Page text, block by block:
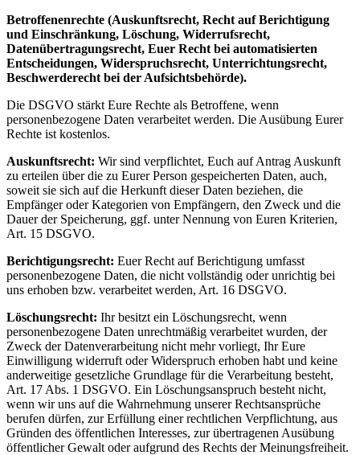
Betroffenenrechte (Auskunftsrecht, Recht auf Berichtigung
und Einschränkung, Löschung, Widerrufsrecht,
Datenübertragungsrecht, Euer Recht bei automatisierten
Entscheidungen, Widerspruchsrecht, Unterrichtungsrecht,
Beschwerderecht bei der Aufsichtsbehörde).
Die DSGVO stärkt Eure Rechte als Betroffene, wenn
personenbezogene Daten verarbeitet werden. Die Ausübung Eurer
Rechte ist kostenlos.
Auskunftsrecht: Wir sind verpflichtet, Euch auf Antrag Auskunft
zu erteilen über die zu Eurer Person gespeicherten Daten, auch,
soweit sie sich auf die Herkunft dieser Daten beziehen, die
Empfänger oder Kategorien von Empfängern, den Zweck und die
Dauer der Speicherung, ggf. unter Nennung von Euren Kriterien,
Art. 15 DSGVO.
Berichtigungsrecht: Euer Recht auf Berichtigung umfasst
personenbezogene Daten, die nicht vollständig oder unrichtig bei
uns erhoben bzw. verarbeitet werden, Art. 16 DSGVO.
Löschungsrecht: Ihr besitzt ein Löschungsrecht, wenn
personenbezogene Daten unrechtmäßig verarbeitet wurden, der
Zweck der Datenverarbeitung nicht mehr vorliegt, Ihr Eure
Einwilligung widerruft oder Widerspruch erhoben habt und keine
anderweitige gesetzliche Grundlage für die Verarbeitung besteht,
Art. 17 Abs. 1 DSGVO. Ein Löschungsanspruch besteht nicht,
wenn wir uns auf die Wahrnehmung unserer Rechtsansprüche
berufen dürfen, zur Erfüllung einer rechtlichen Verpflichtung, aus
Gründen des öffentlichen Interesses, zur übertragenen Ausübung
öffentlicher Gewalt oder aufgrund des Rechts der Meinungsfreiheit.